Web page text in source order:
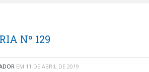
Nº 129
EM 11 DE ABRIL DE 2019